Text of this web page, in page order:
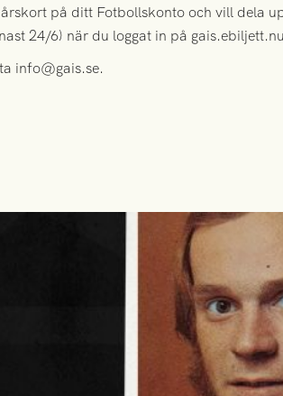
på ditt Fotbollskonto och vill dela
24/6) när du loggat in på
info@gais.se.